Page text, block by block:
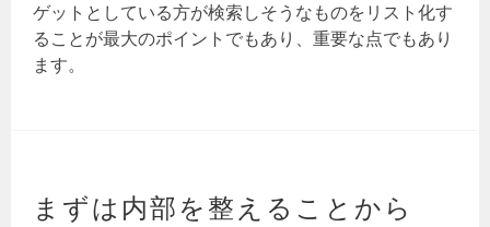
ゲットとしている方が検索しそうなものをリスト化す
ることが最大のポイントでもあり、重要な点でもあり
ます。
まずは内部を整えることから